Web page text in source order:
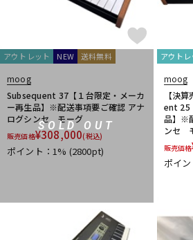
SOLD OUT
アウトレット NEW 送料無料
moog
Subsequent 37【１台限定・メーカ
ー再生品】※配送事項要ご確認 アナ
ログシンセ モーグ
販売価格¥308,000(税込)
ポイント：1% (2800pt)
アウト
moog
【決
ent 25
品】※
ンセ
販売価格
ポイ